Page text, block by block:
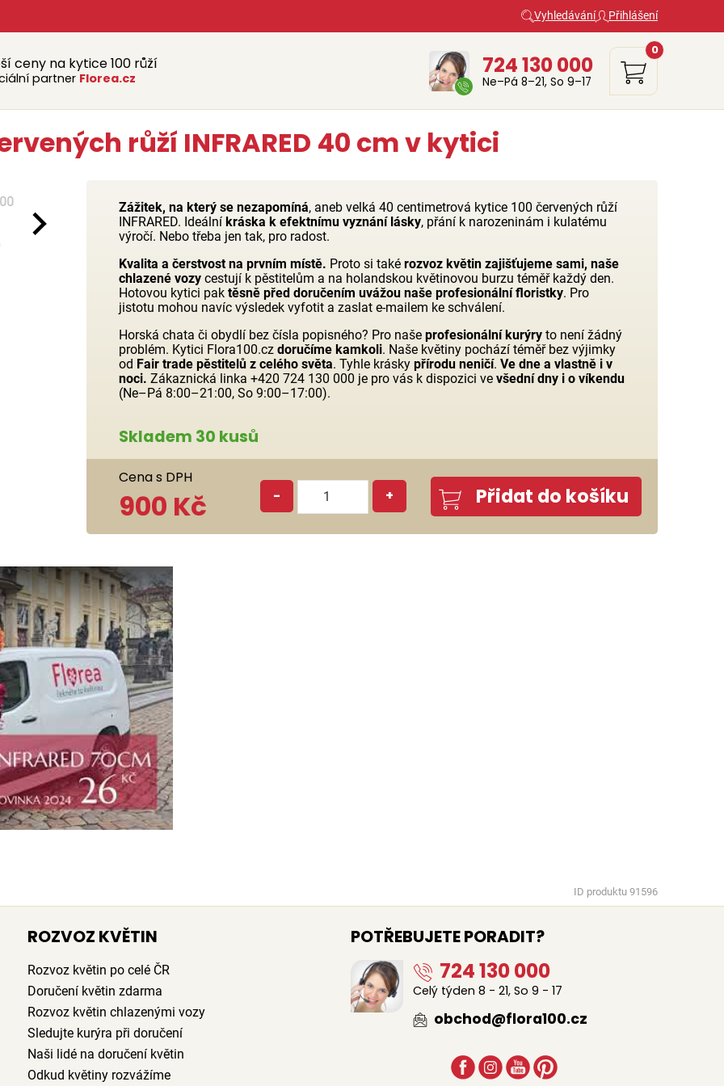
Vyhledávání Přihlášení
ceny na kytice 100 růží
partner Florea.cz 724 130 000
Ne–Pá 8–21, So 9–17
0
růží INFRARED 40 cm v kytici
Zážitek, na který se nezapomíná, aneb velká 40 centimetrová kytice 100 červených růží
INFRARED. Ideálníkráska k efektnímu vyznání lásky, přání k narozeninám i kulatému
výročí. Nebo třeba jen tak, pro radost.
Kvalita a čerstvost na prvním místě. Proto si takérozvoz květin zajišťujeme sami, naše
chlazené vozy cestují k pěstitelům a na holandskou květinovou burzu téměř každý den.
Hotovou kytici paktěsně před doručením uvážou naše profesionální floristky. Pro
jistotu mohou navíc výsledek vyfotit a zaslat e-mailem ke schválení.
Horská chata či obydlí bez čísla popisného? Pro našeprofesionální kurýry to není žádný
problém. Kytici Flora100.czdoručíme kamkoli. Naše květiny pochází téměř bez výjimky
od Fair trade pěstitelů z celého světa. Tyhle kráskypřírodu neničí.Ve dne a vlastně i v
noci. Zákaznická linka +420 724 130 000 je pro vás k dispozici vevšední dny i o víkendu
(Ne–Pá 8:00–21:00, So 9:00–17:00).
Skladem 30 kusů
Cena s DPH
900 Kč - + Přidat do košíku
ID produktu 91596
ROZVOZ KVĚTIN
Rozvoz květin po celé ČR
Doručení květin zdarma
Rozvoz květin chlazenými vozy
Sledujte kurýra při doručení
Naši lidé na doručení květin
Odkud květiny rozvážíme
POTŘEBUJETE PORADIT?
724 130 000
Celý týden 8 - 21, So 9 - 17
obchod@flora100.cz